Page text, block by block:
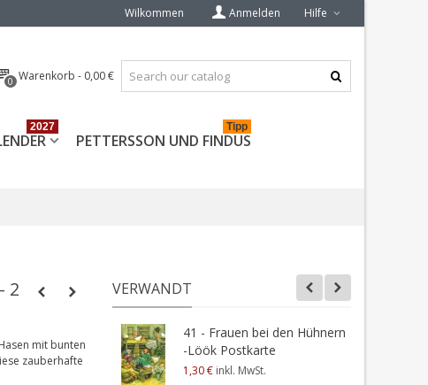
Wilkommen Anmelden Hilfe
0 Warenkorb - 0,00 €
2027
PETTERSSON UND FINDUS
Tipp
2
mit bunten
zauberhafte
VERWANDT
41 - Frauen bei den Hühnern
-Löök Postkarte
1,30 € inkl. MwSt.